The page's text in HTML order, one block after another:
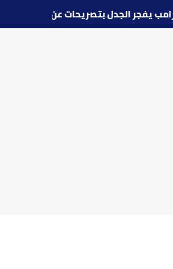
🔵ترامب يفجر الجدل بتصريحات عن